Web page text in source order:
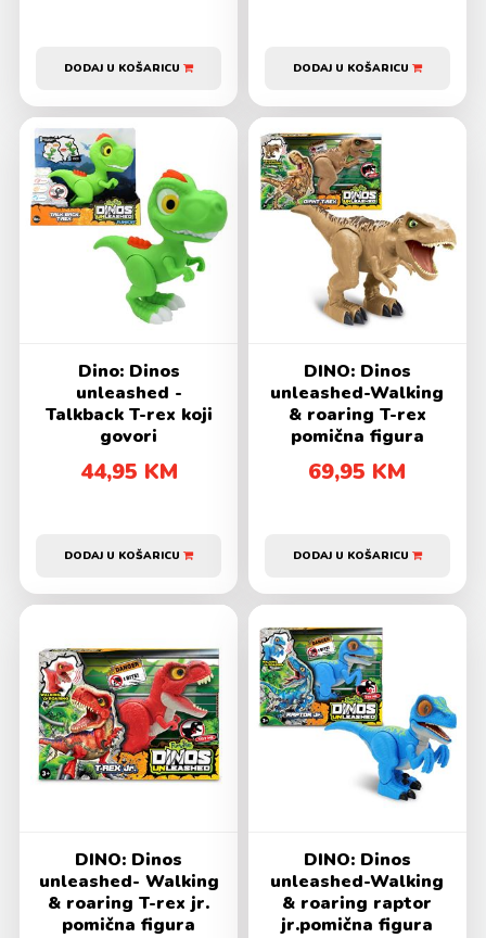
DODAJ U KOŠARICU DODAJ U KOŠARICU
Dino: Dinos
unleashed -
Talkback T-rex koji
govori
44,95 KM
DODAJ U KOŠARICU
DINO: Dinos
unleashed-Walking
& roaring T-rex
pomična figura
69,95 KM
DODAJ U KOŠARICU
DINO: Dinos
unleashed- Walking
& roaring T-rex jr.
pomična figura
DINO: Dinos
unleashed-Walking
& roaring raptor
jr.pomična figura